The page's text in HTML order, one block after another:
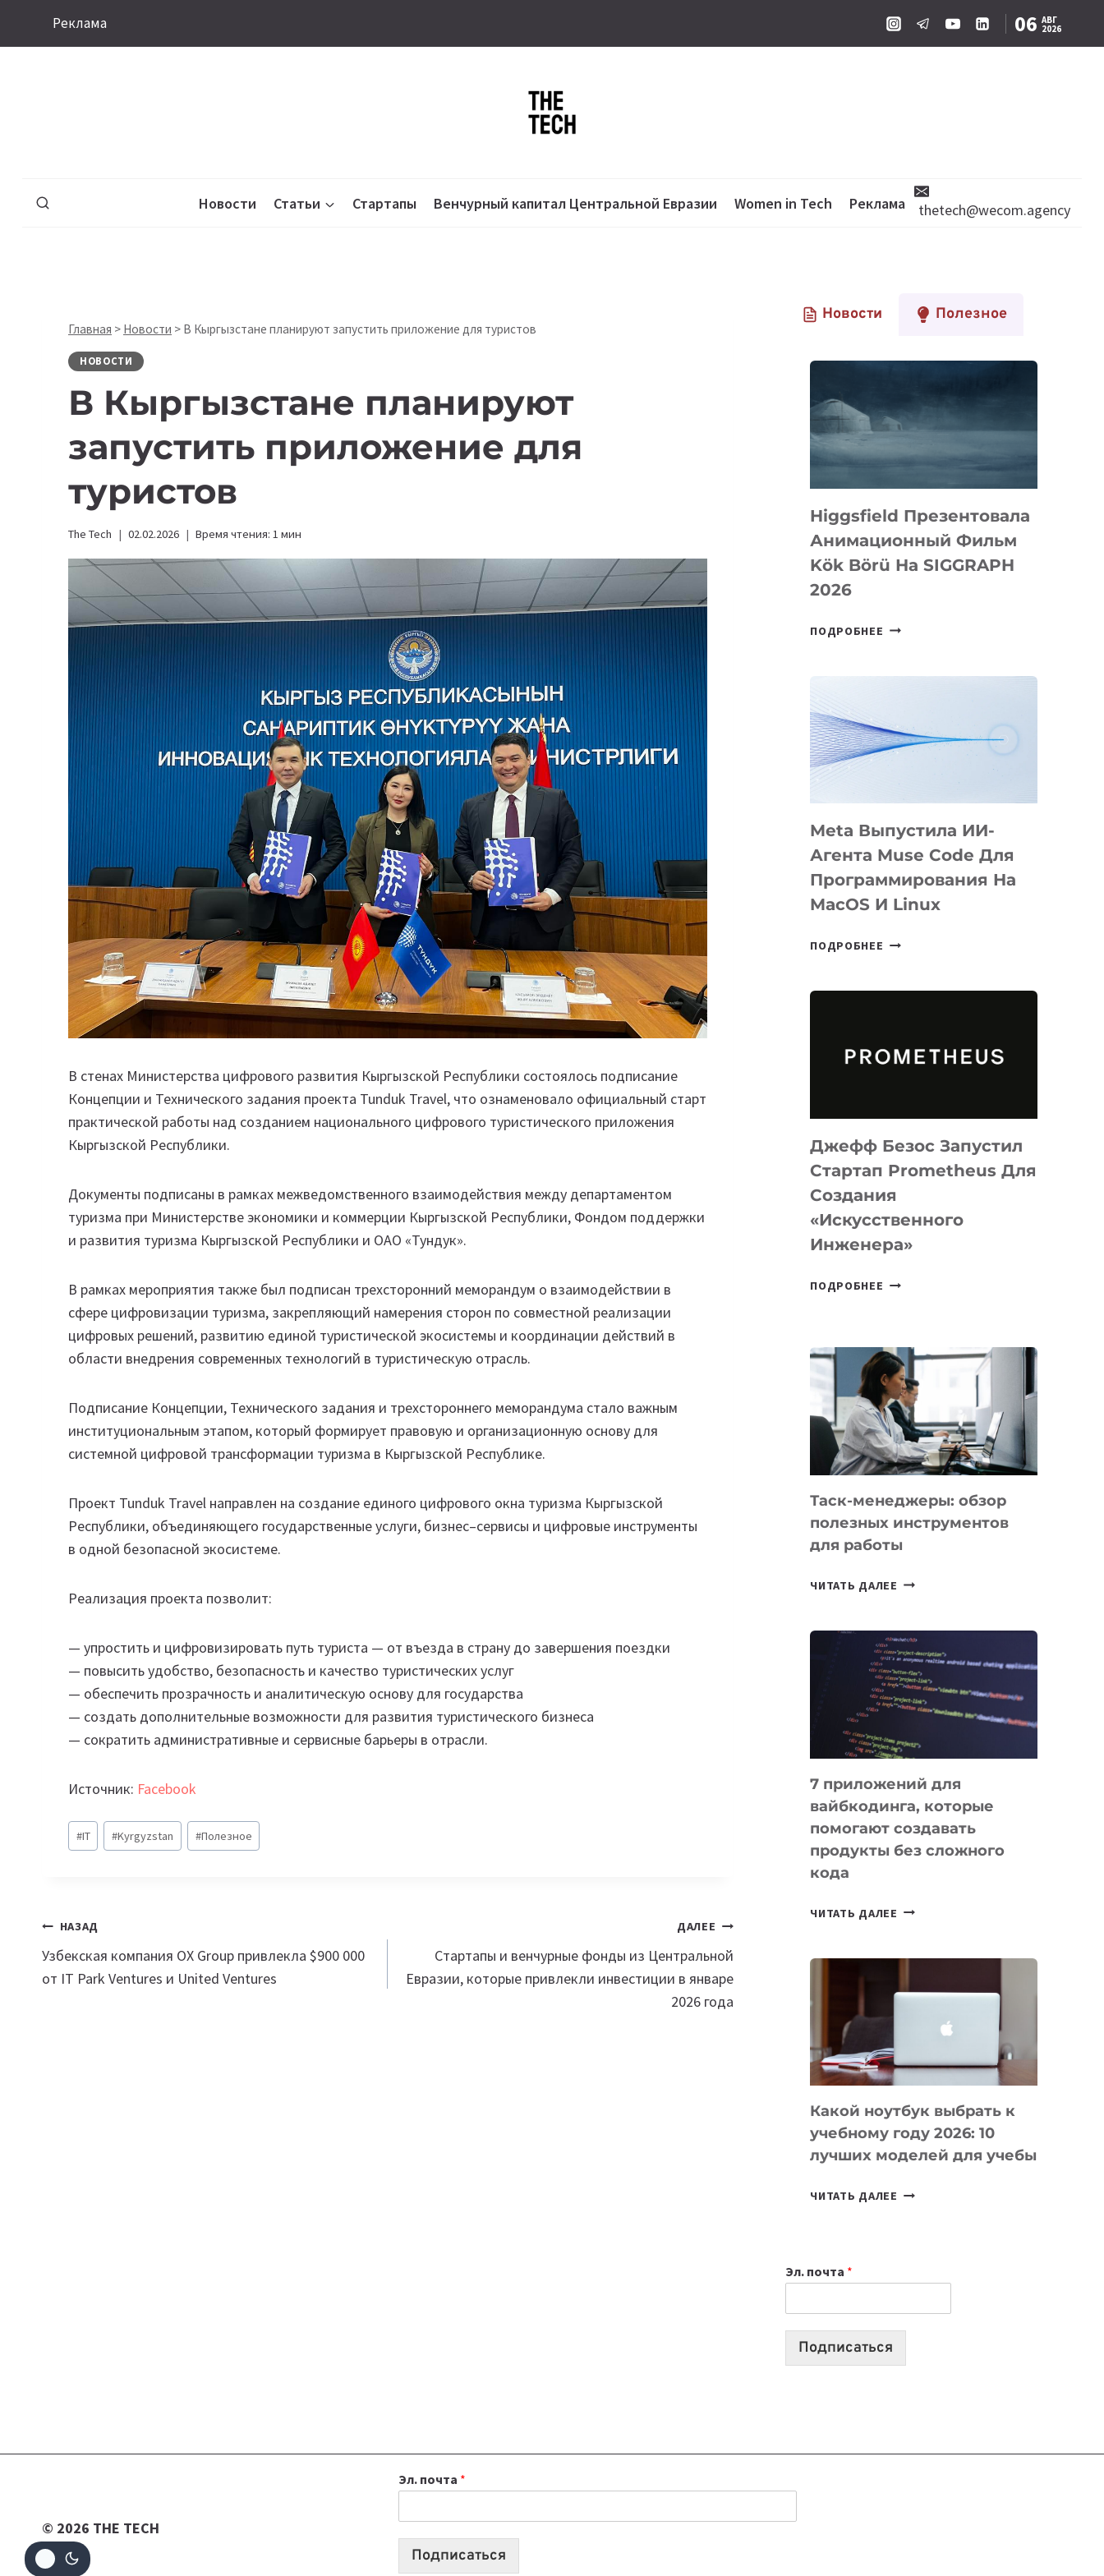
Реклама 06 АВГ
2026
Новости Статьи Стартапы Венчурный капитал Центральной Евразии Women in Tech Реклама thetech@wecom.agency
Главная > Новости > В Кыргызстане планируют запустить приложение для туристов
НОВОСТИ
В Кыргызстане планируют
запустить приложение для
туристов
The Tech 02.02.2026 Время чтения: 1 мин
В стенах Министерства цифрового развития Кыргызской Республики состоялось подписание
Концепции и Технического задания проекта Tunduk Travel, что ознаменовало официальный старт
практической работы над созданием национального цифрового туристического приложения
Кыргызской Республики.
Документы подписаны в рамках межведомственного взаимодействия между департаментом
туризма при Министерстве экономики и коммерции Кыргызской Республики, Фондом поддержки
и развития туризма Кыргызской Республики и ОАО «Тундук».
В рамках мероприятия также был подписан трехсторонний меморандум о взаимодействии в
сфере цифровизации туризма, закрепляющий намерения сторон по совместной реализации
цифровых решений, развитию единой туристической экосистемы и координации действий в
области внедрения современных технологий в туристическую отрасль.
Подписание Концепции, Технического задания и трехстороннего меморандума стало важным
институциональным этапом, который формирует правовую и организационную основу для
системной цифровой трансформации туризма в Кыргызской Республике.
Проект Tunduk Travel направлен на создание единого цифрового окна туризма Кыргызской
Республики, объединяющего государственные услуги, бизнес–сервисы и цифровые инструменты
в одной безопасной экосистеме.
Реализация проекта позволит:
— упростить и цифровизировать путь туриста — от въезда в страну до завершения поездки
— повысить удобство, безопасность и качество туристических услуг
— обеспечить прозрачность и аналитическую основу для государства
— создать дополнительные возможности для развития туристического бизнеса
— сократить административные и сервисные барьеры в отрасли.
Источник: Facebook
Метки
записи:
#IT #Kyrgyzstan #Полезное
Навигация
по
НАЗАД
Узбекская компания OX Group привлекла $900 000
от IT Park Ventures и United Ventures
ДАЛЕЕ
Стартапы и венчурные фонды из Центральной
Евразии, которые привлекли инвестиции в январе
2026 года
Новости Полезное
Higgsfield Презентовала
Анимационный Фильм
Kök Börü На SIGGRAPH
2026
ПОДРОБНЕЕ HIGGSFIELD
BÖRÜ
НА
Meta Выпустила ИИ-
Агента Muse Code Для
Программирования На
MacOS И Linux
ПОДРОБНЕЕ META
ДЛЯ
И
LINUX
Джефф Безос Запустил
Стартап Prometheus Для
Создания
«искусственного
Инженера»
ПОДРОБНЕЕ ДЖЕФФ
PROMETHEUS
ДЛЯ
СОЗДАНИЯ
«ИСКУССТВЕННОГО
ИНЖЕНЕРА»
Таск-менеджеры: обзор
полезных инструментов
для работы
ЧИТАТЬ ДАЛЕЕ ТАСК-
ПОЛЕЗНЫХ
ИНСТРУМЕНТОВ
ДЛЯ
РАБОТЫ
7 приложений для
вайбкодинга, которые
помогают создавать
продукты без сложного
кода
ЧИТАТЬ ДАЛЕЕ
КОТОРЫЕ
СОЗДАВАТЬ
БЕЗ
КОДА
Какой ноутбук выбрать к
учебному году 2026: 10
лучших моделей для учебы
ЧИТАТЬ ДАЛЕЕ КАКОЙ
2026:
10
Эл. почта *
Подписаться
© 2026 THE TECH
Эл. почта *
Подписаться